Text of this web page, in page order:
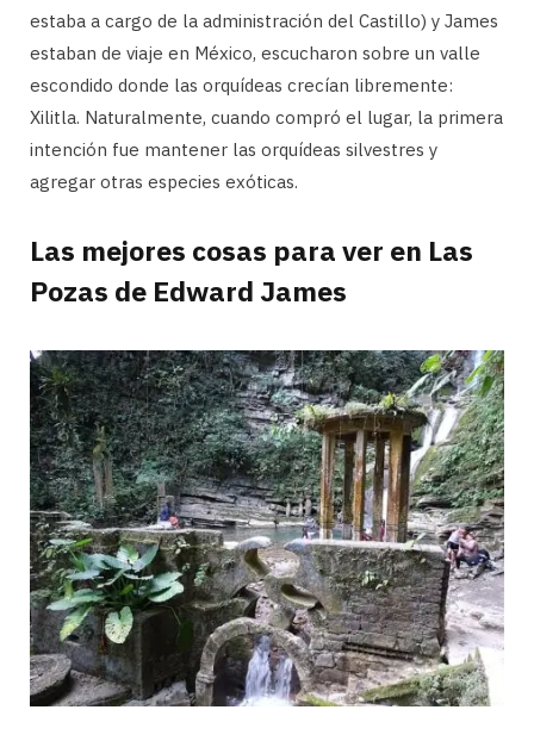
estaba a cargo de la administración del Castillo) y James
estaban de viaje en México, escucharon sobre un valle
escondido donde las orquídeas crecían libremente:
Xilitla. Naturalmente, cuando compró el lugar, la primera
intención fue mantener las orquídeas silvestres y
agregar otras especies exóticas.
Las mejores cosas para ver en Las
Pozas de Edward James